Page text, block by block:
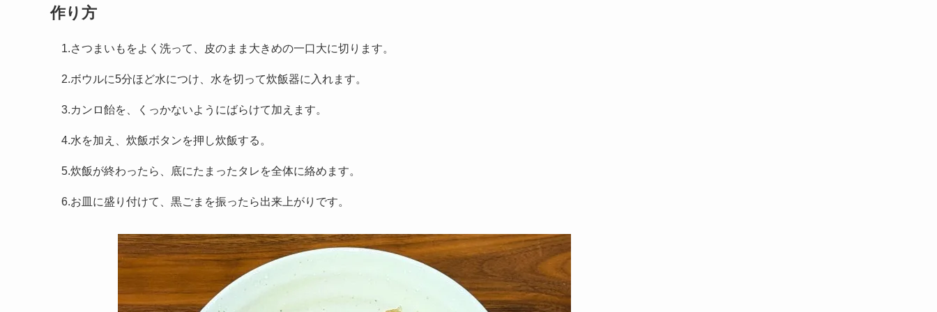
作り方
1.さつまいもをよく洗って、皮のまま大きめの一口大に切ります。
2.ボウルに5分ほど水につけ、水を切って炊飯器に入れます。
3.カンロ飴を、くっかないようにばらけて加えます。
4.水を加え、炊飯ボタンを押し炊飯する。
5.炊飯が終わったら、底にたまったタレを全体に絡めます。
6.お皿に盛り付けて、黒ごまを振ったら出来上がりです。